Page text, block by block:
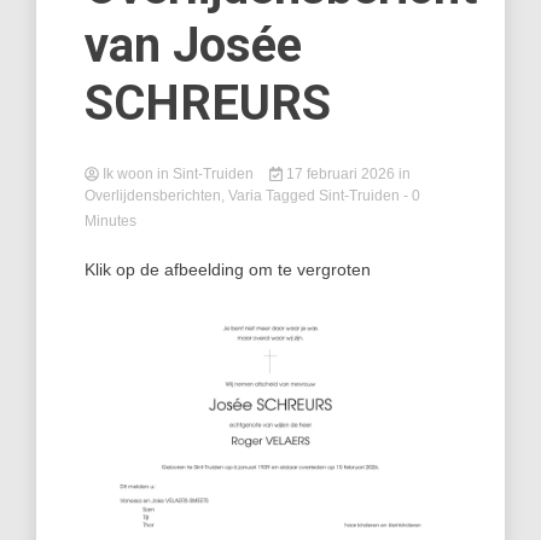
van Josée
SCHREURS
Ik woon in Sint-Truiden 17 februari 2026 in
Overlijdensberichten, Varia Tagged Sint-Truiden - 0
Minutes
Klik op de afbeelding om te vergroten